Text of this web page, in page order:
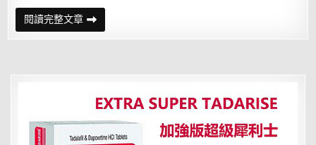
閱讀完整文章神
奇
小
一
要
親
家
人